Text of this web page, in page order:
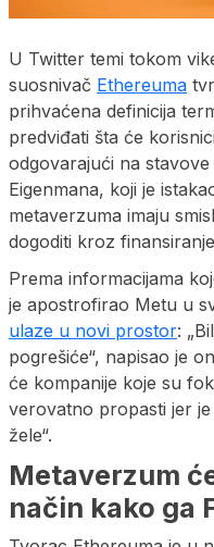
U Twitter temi tokom
suosnivač Ethereuma
prihvaćena definicija
predviđati šta će
odgovarajući na
Eigenmana, koji je
metaverzuma imaju
dogoditi kroz
Prema informacijama
je apostrofirao Metu u
ulaze u novi prostor:
pogrešiće“, napisao je
će kompanije koje su
verovatno propasti jer
žele“.
Metaverzum
način kako ga